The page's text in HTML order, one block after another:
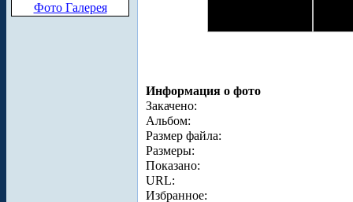
Фото Галерея
Информация о фото
Закачено:
Альбом:
Размер файла:
Размеры:
Показано:
URL:
Избранное: